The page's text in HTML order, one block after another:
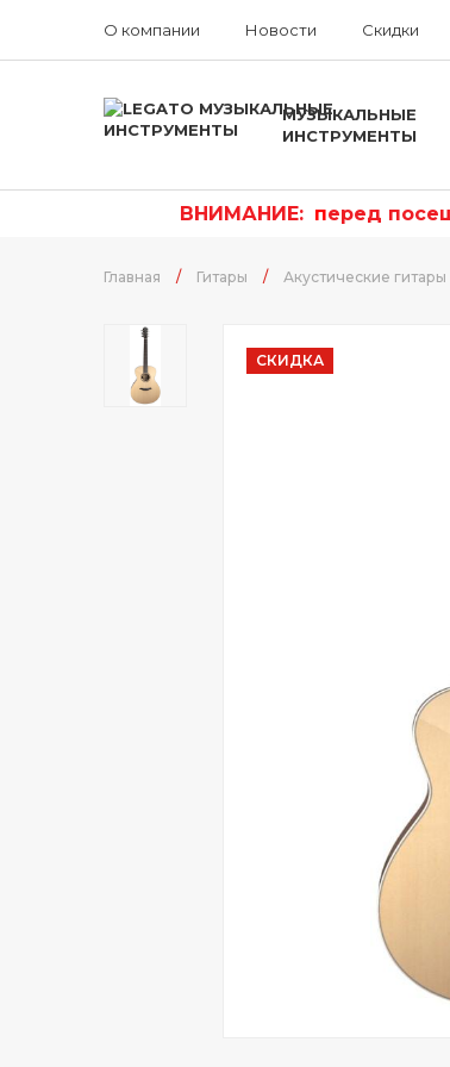
О компании Новости Скидки
МУЗЫКАЛЬНЫЕ
ИНСТРУМЕНТЫ
ВНИМАНИЕ: перед
Главная / Гитары / Акустические гитары
СКИДКА